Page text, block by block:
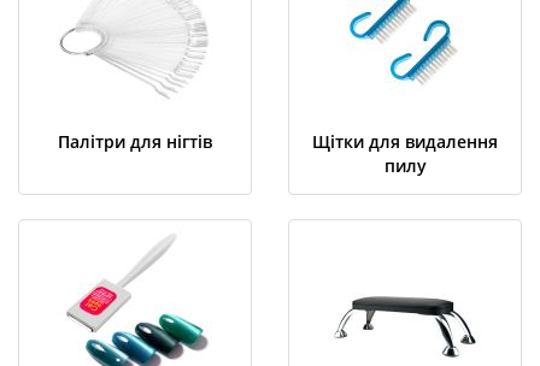
Палітри для нігтів
Щітки для видалення
пилу